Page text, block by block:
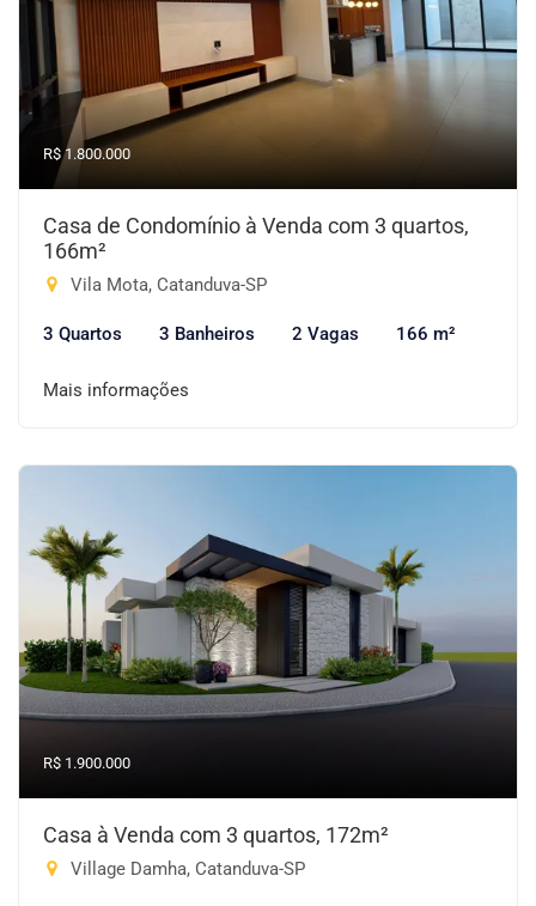
R$ 1.800.000
Casa de Condomínio à Venda com 3 quartos,
166m²
Vila Mota, Catanduva-SP
3 Quartos 3 Banheiros 2 Vagas 166 m²
Mais informações
R$ 1.900.000
Casa à Venda com 3 quartos, 172m²
Village Damha, Catanduva-SP